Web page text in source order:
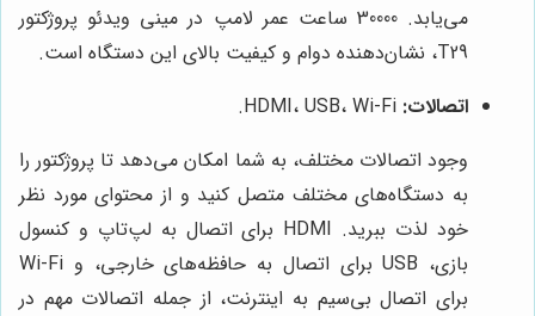
می‌یابد. 30000 ساعت عمر لامپ در مینی ویدئو پروژکتور
T29، نشان‌دهنده دوام و کیفیت بالای این دستگاه است.
اتصالات:
وجود اتصالات مختلف، به شما امکان می‌دهد تا پروژکتور را
به دستگاه‌های مختلف متصل کنید و از محتوای مورد نظر
خود لذت ببرید. HDMI برای اتصال به لپ‌تاپ و کنسول
بازی، USB برای اتصال به حافظه‌های خارجی، و Wi-Fi
برای اتصال بی‌سیم به اینترنت، از جمله اتصالات مهم در